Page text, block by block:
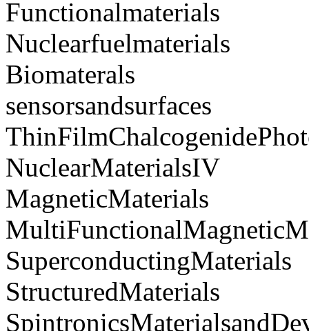
Functionalmaterials
Nuclearfuelmaterials
Biomaterals
sensorsandsurfaces
NuclearMaterialsIV
MagneticMaterials
SuperconductingMaterials
StructuredMaterials